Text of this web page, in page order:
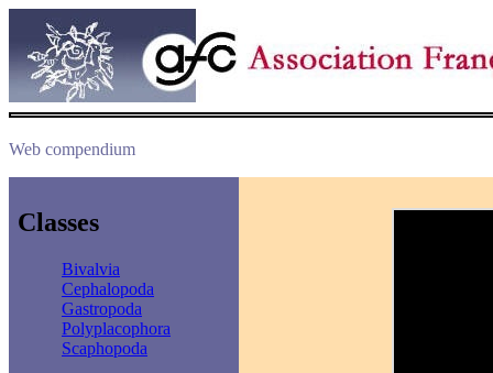
Web compendium
Classes
Bivalvia
Cephalopoda
Gastropoda
Polyplacophora
Scaphopoda